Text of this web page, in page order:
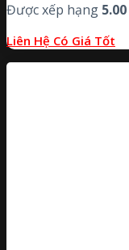
Được xếp hạng 5.00
Liên Hệ Có Giá Tốt